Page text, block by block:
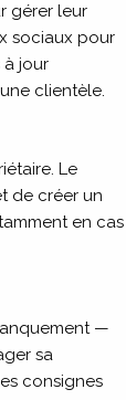
gérer leur
sociaux pour
jour
clientèle.
Le
de créer un
en cas
—
sa
consignes